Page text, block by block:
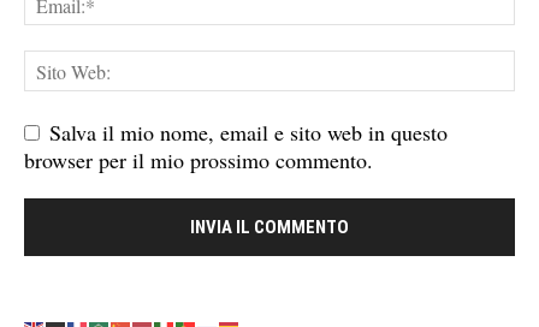
Salva il mio nome, email e sito web in questo
browser per il mio prossimo commento.